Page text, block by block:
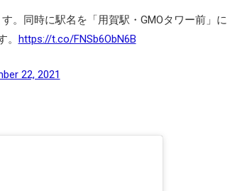
。同時に駅名を「用賀駅・GMOタワー前」に
https://t.co/FNSb6ObN6B
22, 2021